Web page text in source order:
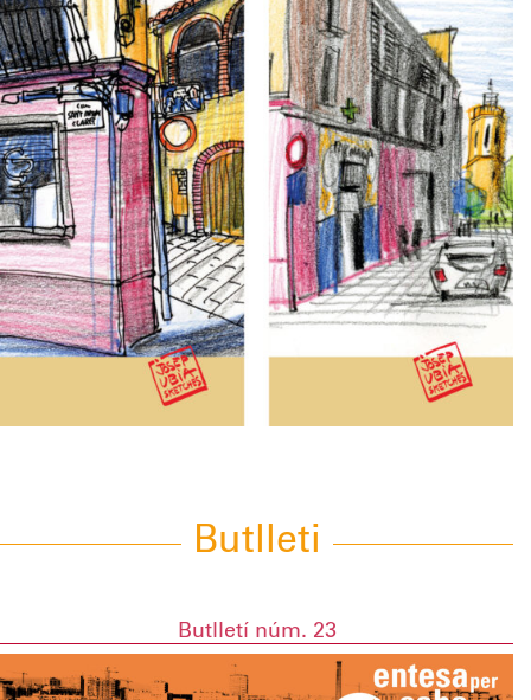
Butlleti
Butlletí núm. 23